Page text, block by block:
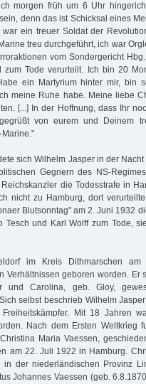
morgen früh um 6 Uhr
denn das ist Schicksal eines
ein treuer Soldat der
treu durchgeführt, ich war
vom Sondergericht
zum Tode verurteilt. Ich bin 20
ein Martyrium hinter mir, bin
meine Ruhe habe. Meine liebe
[...] In der Hoffnung, dass Ihr
von eurem und Deinem
sich Wilhelm Jasper in der
Gegnern des NS-
die Todesstrafe in
nicht zu Hamburg, dort
Blutsonntag" am 2. Juni 1932
Tesch und Karl Wolff zum Tode,
im Kreis Dithmarschen am
Verhältnissen geboren worden. Er
und Carolina, geb. Gloy,
selbst beschrieb Wilhelm
Mit 18 Jahren
Nach dem Ersten Weltkrieg
Maria Vaessen,
am 22. Juli 1922 in Hamburg.
der niederländischen Provinz
Johannes Vaessen (geb.